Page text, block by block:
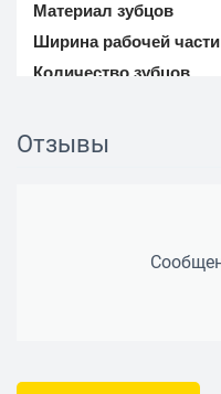
Материал зубцов
Ширина рабочей части
Количество зубцов
Отзывы